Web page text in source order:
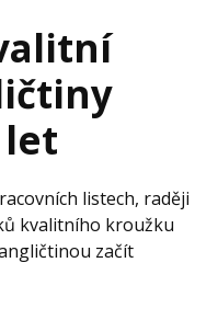
let
listech, raději
kvalitního kroužku
začít